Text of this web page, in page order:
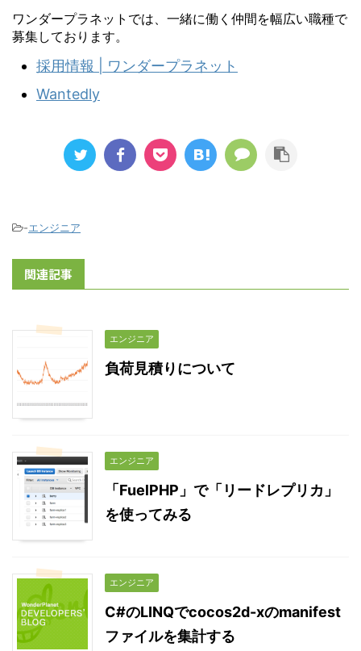
ワンダープラネットでは、一緒に働く仲間を幅広い職種で
募集しております。
採用情報 | ワンダープラネット
Wantedly
-エンジニア
関連記事
エンジニア
負荷見積りについて
エンジニア
「FuelPHP」で「リードレプリカ」
を使ってみる
エンジニア
C#のLINQでcocos2d-xのmanifest
ファイルを集計する